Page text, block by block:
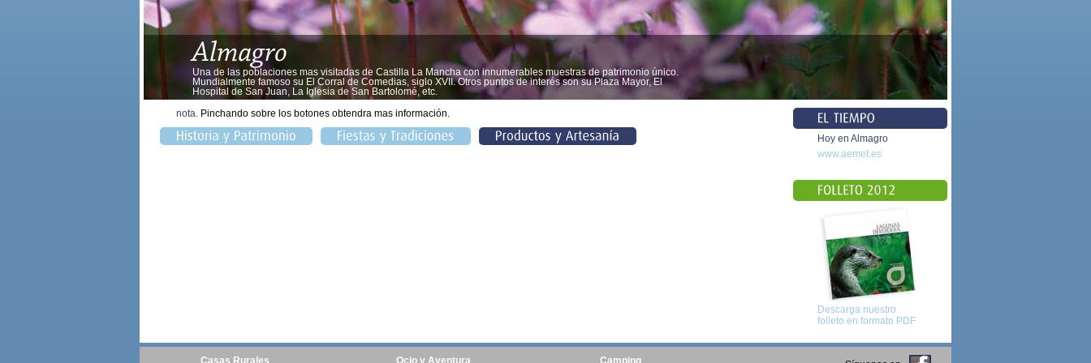
Una de las poblaciones mas visitadas de Castilla La Mancha con innumerables muestras de patrimonio único.
Mundialmente famoso su El Corral de Comedias, siglo XVII. Otros puntos de interés son su Plaza Mayor, El
Hospital de San Juan, La Iglesia de San Bartolomé, etc.
nota. Pinchando sobre los botones obtendra mas información.
Hoy en Almagro
www.aemet.es
Descarga nuestro
folleto en formato PDF
Casas Rurales Ocio y Aventura Camping